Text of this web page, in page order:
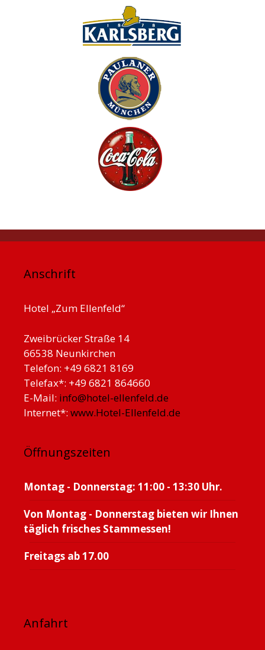
Anschrift
Hotel „Zum Ellenfeld“
Zweibrücker Straße 14
66538 Neunkirchen
Telefon: +49 6821 8169
Telefax*: +49 6821 864660
E-Mail: info@hotel-ellenfeld.de
Internet*: www.Hotel-Ellenfeld.de
Öffnungszeiten
Montag - Donnerstag: 11:00 - 13:30 Uhr.
Von Montag - Donnerstag bieten wir Ihnen
täglich frisches Stammessen!
Freitags ab 17.00
Anfahrt